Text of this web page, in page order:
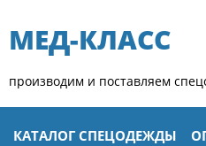
МЕД-КЛАСС​
производим и поставляем
КАТАЛОГ СПЕЦОДЕЖДЫ